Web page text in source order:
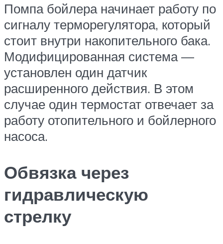
Помпа бойлера начинает работу по
сигналу терморегулятора, который
стоит внутри накопительного бака.
Модифицированная система —
установлен один датчик
расширенного действия. В этом
случае один термостат отвечает за
работу отопительного и бойлерного
насоса.
Обвязка через
гидравлическую
стрелку